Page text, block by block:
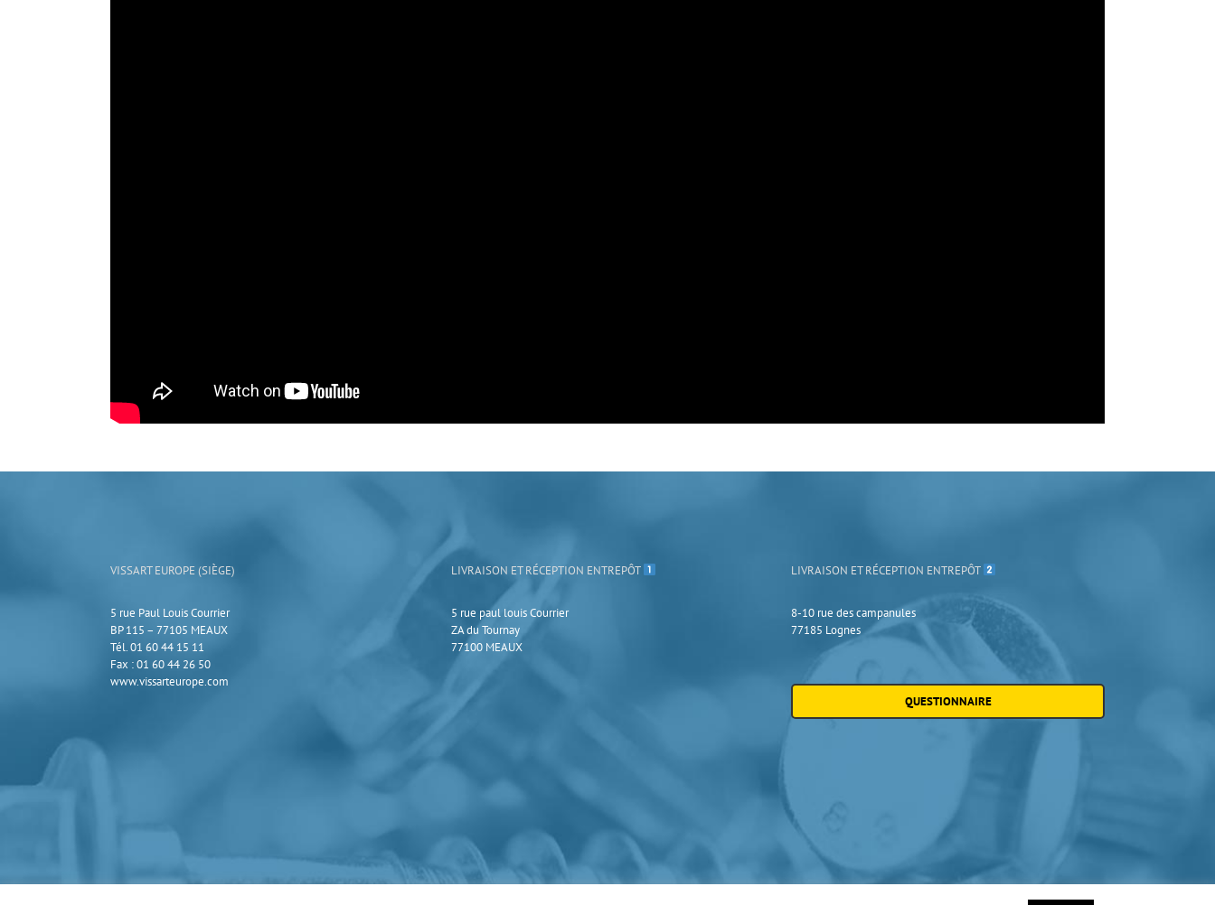
VISSART EUROPE (SIÈGE)
5 rue Paul Louis Courrier
BP 115 – 77105 MEAUX
Tél. 01 60 44 15 11
Fax : 01 60 44 26 50
www.vissarteurope.com
LIVRAISON ET RÉCEPTION ENTREPÔT
5 rue paul louis Courrier
ZA du Tournay
77100 MEAUX
LIVRAISON ET RÉCEPTION ENTREPÔT
8-10 rue des campanules
77185 Lognes
QUESTIONNAIRE